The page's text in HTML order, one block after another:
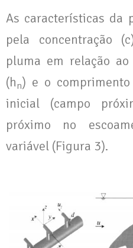
As características da
pela concentração
pluma em relação
(hn) e o
inicial (campo
próximo no
variável (Figura 3).